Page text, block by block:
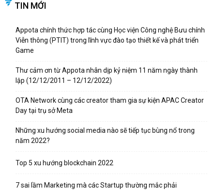
TIN MỚI
Appota chính thức hợp tác cùng Học viện Công nghệ Bưu chính
Viễn thông (PTIT) trong lĩnh vực đào tạo thiết kế và phát triển
Game
Thư cảm ơn từ Appota nhân dịp kỷ niệm 11 năm ngày thành
lập (12/12/2011 – 12/12/2022)
OTA Network cùng các creator tham gia sự kiện APAC Creator
Day tại trụ sở Meta
Những xu hướng social media nào sẽ tiếp tục bùng nổ trong
năm 2022?
Top 5 xu hướng blockchain 2022
7 sai lầm Marketing mà các Startup thường mắc phải